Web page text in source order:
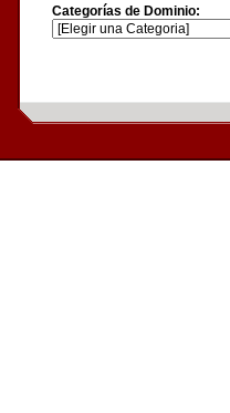
Categorías de Dominio: